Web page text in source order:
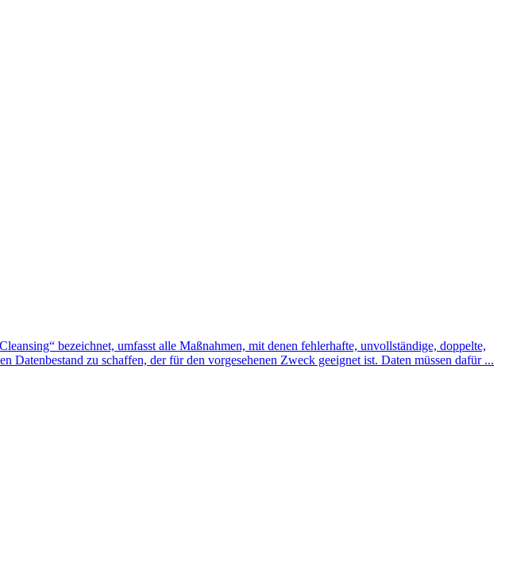
bezeichnet, umfasst alle Maßnahmen, mit denen fehlerhafte, unvollständige, doppelte,
zu schaffen, der für den vorgesehenen Zweck geeignet ist. Daten müssen dafür ...